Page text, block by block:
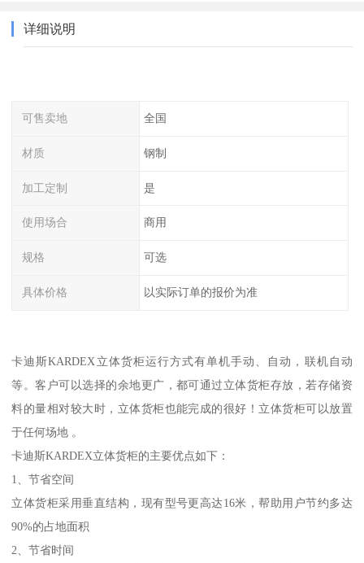
详细说明
可售卖地 全国
材质 钢制
加工定制 是
使用场合 商用
规格 可选
具体价格 以实际订单的报价为准
卡迪斯KARDEX立体货柜运行方式有单机手动、自动，联机自动
等。客户可以选择的余地更广，都可通过立体货柜存放，若存储资
料的量相对较大时，立体货柜也能完成的很好！立体货柜可以放置
于任何场地 。
卡迪斯KARDEX立体货柜的主要优点如下：
1、节省空间
立体货柜采用垂直结构，现有型号更高达16米，帮助用户节约多达
90%的占地面积
2、节省时间